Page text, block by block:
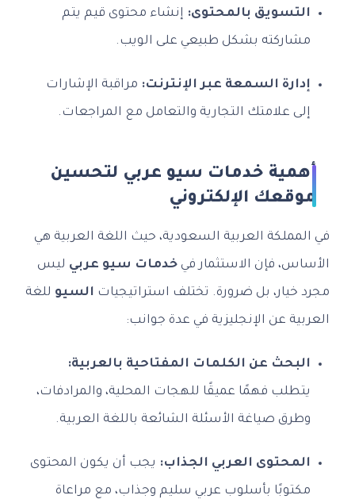
التسويق بالمحتوى: إنشاء محتوى قيم يتم
مشاركته بشكل طبيعي على الويب.
إدارة السمعة عبر الإنترنت: مراقبة الإشارات
إلى علامتك التجارية والتعامل مع المراجعات.
أهمية خدمات سيو عربي لتحسين
موقعك الإلكتروني
في المملكة العربية السعودية، حيث اللغة العربية هي
الأساس، فإن الاستثمار في خدمات سيو عربي ليس
مجرد خيار، بل ضرورة. تختلف استراتيجيات السيو للغة
العربية عن الإنجليزية في عدة جوانب:
البحث عن الكلمات المفتاحية بالعربية:
يتطلب فهمًا عميقًا للهجات المحلية، والمرادفات،
وطرق صياغة الأسئلة الشائعة باللغة العربية.
المحتوى العربي الجذاب: يجب أن يكون المحتوى
مكتوبًا بأسلوب عربي سليم وجذاب، مع مراعاة